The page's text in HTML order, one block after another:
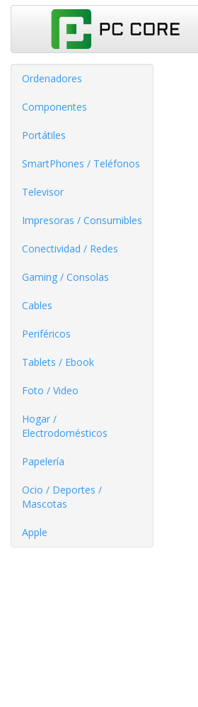
Ordenadores
Componentes
Portátiles
SmartPhones / Teléfonos
Televisor
Impresoras / Consumibles
Conectividad / Redes
Gaming / Consolas
Cables
Periféricos
Tablets / Ebook
Foto / Video
Hogar /
Electrodomésticos
Papelería
Ocio / Deportes /
Mascotas
Apple